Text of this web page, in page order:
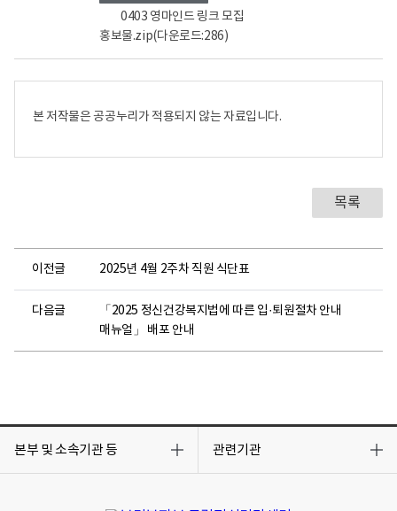
0403 영마인드 링크 모집
홍보물.zip(다운로드:286)
본 저작물은 공공누리가 적용되지 않는 자료입니다.
목록
이전글 2025년 4월 2주차 직원 식단표
다음글
「2025 정신건강복지법에 따른 입·퇴원절차 안내
매뉴얼」 배포 안내
본부 및 소속기관 등
기
관련기관
기